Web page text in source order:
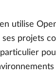
utilise
projets
particulier